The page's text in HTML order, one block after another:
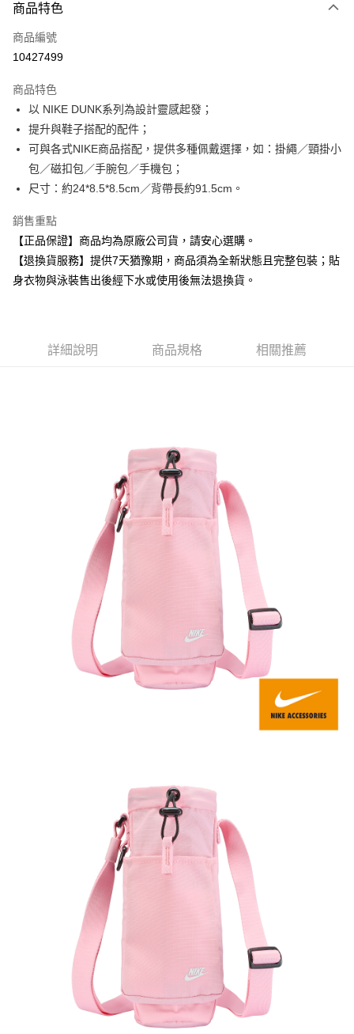
信用卡一次付款
超商取貨付款
運送方式
全家取貨付款
每筆NT$80，滿NT$599(含以上)免運費
付款後全家取貨
每筆NT$80，滿NT$599(含以上)免運費
7-11取貨付款
每筆NT$80，滿NT$599(含以上)免運費
商品特色
商品編號
10427499
商品特色
以 NIKE DUNK系列為設計靈感起發；
提升與鞋子搭配的配件；
可與各式NIKE商品搭配，提供多種佩戴選擇，如：掛繩／頸掛小
包／磁扣包／手腕包／手機包；
尺寸：約24*8.5*8.5cm／背帶長約91.5cm。
銷售重點
【正品保證】商品均為原廠公司貨，請安心選購。
【退換貨服務】提供7天猶豫期，商品須為全新狀態且完整包裝；貼
身衣物與泳裝售出後經下水或使用後無法退換貨。
詳細說明 商品規格 相關推薦